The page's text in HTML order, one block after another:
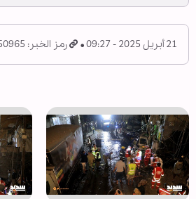
21 أبريل 2025 - 09:27 رمز الخبر: 1550965